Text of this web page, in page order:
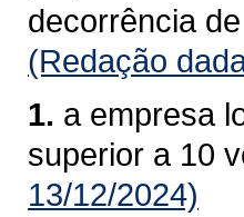
decorrência
(Redação
1. a empresa
superior a 10
13/12/2024)